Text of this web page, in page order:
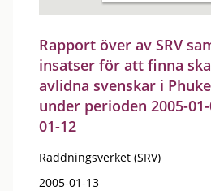
Rapport över av SRV
insatser för att finna
avlidna svenskar i
under perioden 2005-
01-12
Räddningsverket (SRV)
2005-01-13